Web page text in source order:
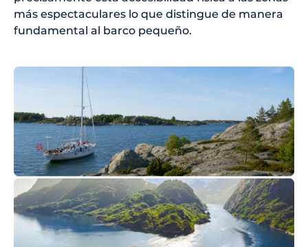
más espectaculares lo que distingue de manera
fundamental al barco pequeño.